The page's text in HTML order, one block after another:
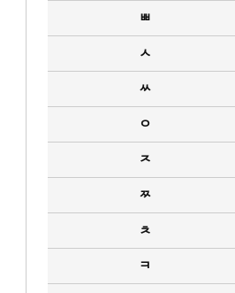
ㅃ
ㅅ
ㅆ
ㅇ
ㅈ
ㅉ
ㅊ
ㅋ